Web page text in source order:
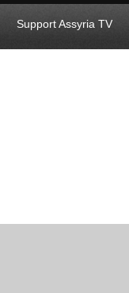
Support Assyria TV